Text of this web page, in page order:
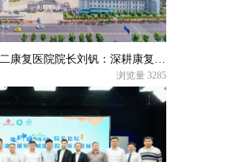
山东省第二康复医院院长刘钒：深耕康复医学 传递健康理念 共筑健康中国
浏览量 3285